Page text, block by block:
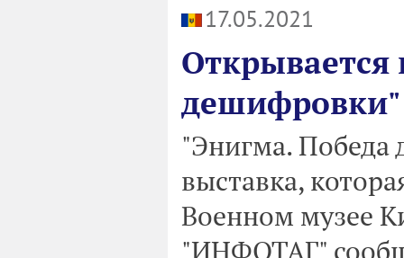
17.05.2021
Открывается
дешифровки"
"Энигма. Победа
выставка,
Военном музее
"ИНФОТАГ"